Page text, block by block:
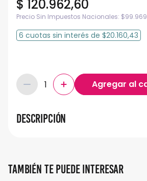
$ 120.962,60
Precio Sin Impuestos Nacionales: $99.969
6 cuotas sin interés de $20.160,43
Descripción
También te puede interesar